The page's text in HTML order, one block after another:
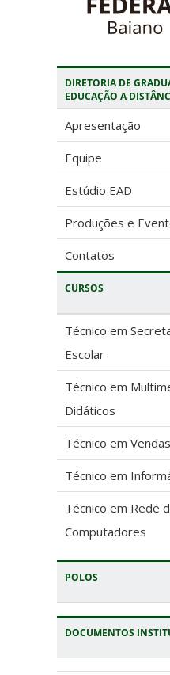
DIRETORIA DE
EDUCAÇÃO A
Apresentação
Equipe
Estúdio EAD
Produções e
Contatos
CURSOS
Técnico em
Escolar
Técnico em
Didáticos
Técnico em Vendas
Técnico em
Técnico em Rede
Computadores
POLOS
DOCUMENTOS